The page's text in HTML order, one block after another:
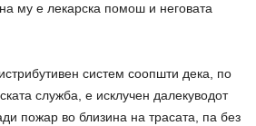
му е лекарска помош и неговата
систем соопшти дека, по
служба, е исклучен далекуводот
пожар во близина на трасата, па без